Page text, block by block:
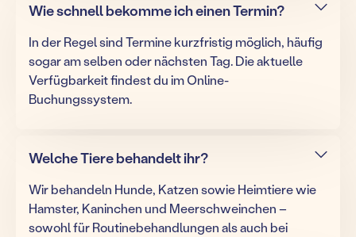
Wie schnell bekomme ich einen Termin?
In der Regel sind Termine kurzfristig möglich, häufig
sogar am selben oder nächsten Tag. Die aktuelle
Verfügbarkeit findest du im Online-
Buchungssystem.
Welche Tiere behandelt ihr?
Wir behandeln Hunde, Katzen sowie Heimtiere wie
Hamster, Kaninchen und Meerschweinchen –
sowohl für Routinebehandlungen als auch bei